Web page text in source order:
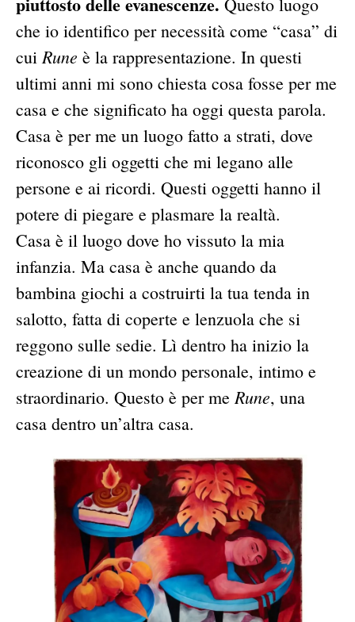
che io identifico per necessità come “casa” di
cuiRune è la rappresentazione. In questi
ultimi anni mi sono chiesta cosa fosse per me
casa e che significato ha oggi questa parola.
Casa è per me un luogo fatto a strati, dove
riconosco gli oggetti che mi legano alle
persone e ai ricordi. Questi oggetti hanno il
potere di piegare e plasmare la realtà.
Casa è il luogo dove ho vissuto la mia
infanzia. Ma casa è anche quando da
bambina giochi a costruirti la tua tenda in
salotto, fatta di coperte e lenzuola che si
reggono sulle sedie. Lì dentro ha inizio la
creazione di un mondo personale, intimo e
straordinario. Questo è per meRune, una
casa dentro un’altra casa.